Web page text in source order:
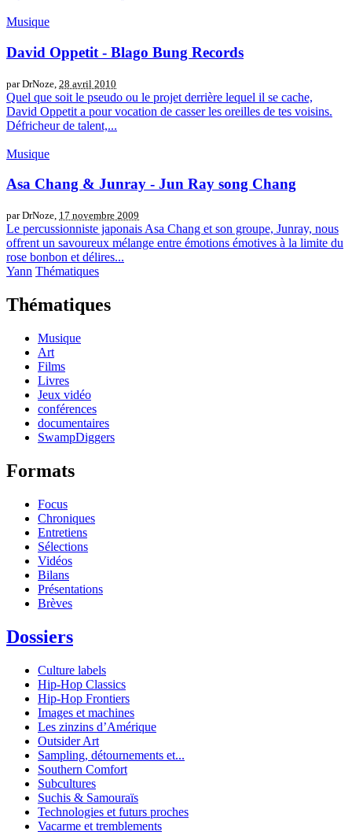
Musique
David Oppetit - Blago Bung Records
par DrNoze, 28 avril 2010
Quel que soit le pseudo ou le projet derrière lequel il se cache,
David Oppetit a pour vocation de casser les oreilles de tes voisins.
Défricheur de talent,...
Musique
Asa Chang & Junray - Jun Ray song Chang
par DrNoze, 17 novembre 2009
Le percussionniste japonais Asa Chang et son groupe, Junray, nous
offrent un savoureux mélange entre émotions émotives à la limite du
rose bonbon et délires...
Yann Thématiques
Thématiques
Musique
Art
Films
Livres
Jeux vidéo
conférences
documentaires
SwampDiggers
Formats
Focus
Chroniques
Entretiens
Sélections
Vidéos
Bilans
Présentations
Brèves
Dossiers
Culture labels
Hip-Hop Classics
Hip-Hop Frontiers
Images et machines
Les zinzins d’Amérique
Outsider Art
Sampling, détournements et...
Southern Comfort
Subcultures
Suchis & Samouraïs
Technologies et futurs proches
Vacarme et tremblements